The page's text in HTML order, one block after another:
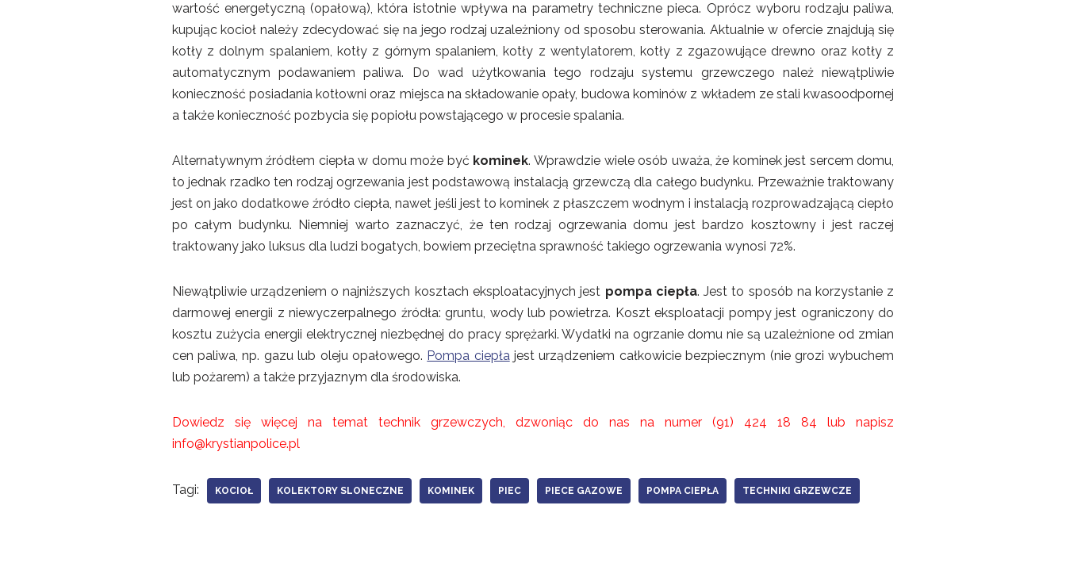
wartość energetyczną (opałową), która istotnie wpływa na parametry techniczne pieca. Oprócz wyboru rodzaju paliwa,
kupując kocioł należy zdecydować się na jego rodzaj uzależniony od sposobu sterowania. Aktualnie w ofercie znajdują się
kotły z dolnym spalaniem, kotły z górnym spalaniem, kotły z wentylatorem, kotły z zgazowujące drewno oraz kotły z
automatycznym podawaniem paliwa. Do wad użytkowania tego rodzaju systemu grzewczego należ niewątpliwie
konieczność posiadania kotłowni oraz miejsca na składowanie opały, budowa kominów z wkładem ze stali kwasoodpornej
a także konieczność pozbycia się popiołu powstającego w procesie spalania.
Alternatywnym źródłem ciepła w domu może być kominek. Wprawdzie wiele osób uważa, że kominek jest sercem domu,
to jednak rzadko ten rodzaj ogrzewania jest podstawową instalacją grzewczą dla całego budynku. Przeważnie traktowany
jest on jako dodatkowe źródło ciepła, nawet jeśli jest to kominek z płaszczem wodnym i instalacją rozprowadzającą ciepło
po całym budynku. Niemniej warto zaznaczyć, że ten rodzaj ogrzewania domu jest bardzo kosztowny i jest raczej
traktowany jako luksus dla ludzi bogatych, bowiem przeciętna sprawność takiego ogrzewania wynosi 72%.
Niewątpliwie urządzeniem o najniższych kosztach eksploatacyjnych jest pompa ciepła. Jest to sposób na korzystanie z
darmowej energii z niewyczerpalnego źródła: gruntu, wody lub powietrza. Koszt eksploatacji pompy jest ograniczony do
kosztu zużycia energii elektrycznej niezbędnej do pracy sprężarki. Wydatki na ogrzanie domu nie są uzależnione od zmian
cen paliwa, np. gazu lub oleju opałowego. Pompa ciepłajest urządzeniem całkowicie bezpiecznym (nie grozi wybuchem
lub pożarem) a także przyjaznym dla środowiska.
Dowiedz się więcej na temat technik grzewczych, dzwoniąc do nas na numer (91) 424 18 84 lub napisz
info@krystianpolice.pl
Tagi: KOCIOŁ KOLEKTORY SLONECZNE KOMINEK PIEC PIECE GAZOWE POMPA CIEPŁA TECHNIKI GRZEWCZE